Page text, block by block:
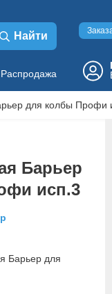
Найти
Распродажа
для колбы Профи
Барьер
исп.3
Барьер для